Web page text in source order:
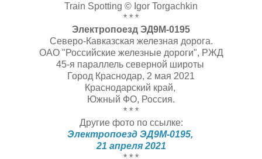
Train Spotting © Igor Torgachkin
* * *
Электропоезд ЭД9М-0195
Северо-Кавказская железная дорога.
ОАО "Российские железные дороги", РЖД
45-я параллель северной широты
Город Краснодар, 2 мая 2021
Краснодарский край,
Южный ФО, Россия.
* * *
Другие фото по ссылке:
Электропоезд ЭД9М-0195,
21 апреля 2021